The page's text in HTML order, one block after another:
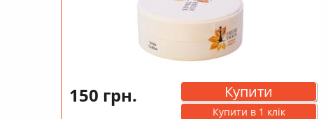
150 грн. Купити
Купити в 1 клік